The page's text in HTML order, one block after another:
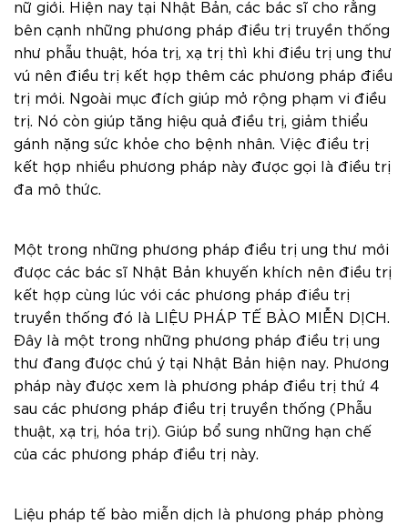
nữ giới. Hiện nay tại Nhật Bản, các bác sĩ cho rằng
bên cạnh những phương pháp điều trị truyền thống
như phẫu thuật, hóa trị, xạ trị thì khi điều trị ung thư
vú nên điều trị kết hợp thêm các phương pháp điều
trị mới. Ngoài mục đích giúp mở rộng phạm vi điều
trị. Nó còn giúp tăng hiệu quả điều trị, giảm thiểu
gánh nặng sức khỏe cho bệnh nhân. Việc điều trị
kết hợp nhiều phương pháp này được gọi là điều trị
đa mô thức.
Một trong những phương pháp điều trị ung thư mới
được các bác sĩ Nhật Bản khuyến khích nên điều trị
kết hợp cùng lúc với các phương pháp điều trị
truyền thống đó là LIỆU PHÁP TẾ BÀO MIỄN DỊCH.
Đây là một trong những phương pháp điều trị ung
thư đang được chú ý tại Nhật Bản hiện nay. Phương
pháp này được xem là phương pháp điều trị thứ 4
sau các phương pháp điều trị truyền thống (Phẫu
thuật, xạ trị, hóa trị). Giúp bổ sung những hạn chế
của các phương pháp điều trị này.
Liệu pháp tế bào miễn dịch là phương pháp phòng